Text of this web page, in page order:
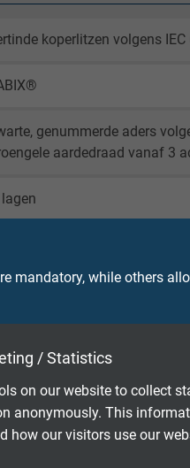
mandatory, while others
/ Statistics
on our website to collect
anonymously. This
how our visitors use our
koperlitzen volgens
genummerde aders
aardedraad vanaf 3